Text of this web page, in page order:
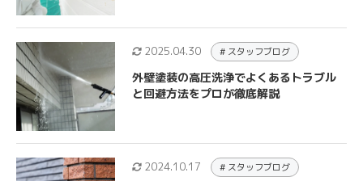
2025.04.30 # スタッフブログ
外壁塗装の高圧洗浄でよくあるトラブル
と回避方法をプロが徹底解説
2024.10.17 # スタッフブログ